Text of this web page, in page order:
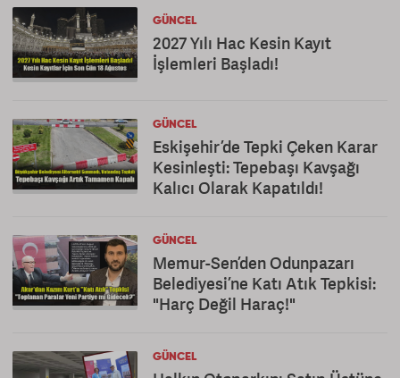
GÜNCEL
2027 Yılı Hac Kesin Kayıt
İşlemleri Başladı!
GÜNCEL
Eskişehir’de Tepki Çeken Karar
Kesinleşti: Tepebaşı Kavşağı
Kalıcı Olarak Kapatıldı!
GÜNCEL
Memur-Sen’den Odunpazarı
Belediyesi’ne Katı Atık Tepkisi:
"Harç Değil Haraç!"
GÜNCEL